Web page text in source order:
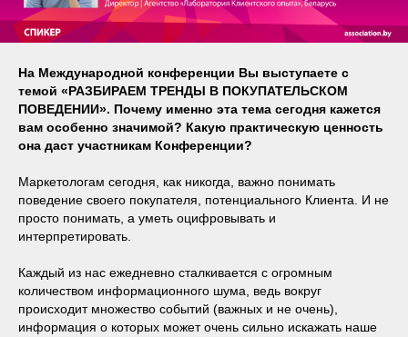
На Международной конференции Вы выступаете с
темой «РАЗБИРАЕМ ТРЕНДЫ В ПОКУПАТЕЛЬСКОМ
ПОВЕДЕНИИ». Почему именно эта тема сегодня кажется
вам особенно значимой? Какую практическую ценность
она даст участникам Конференции?
Маркетологам сегодня, как никогда, важно понимать
поведение своего покупателя, потенциального Клиента. И не
просто понимать, а уметь оцифровывать и
интерпретировать.
Каждый из нас ежедневно сталкивается с огромным
количеством информационного шума, ведь вокруг
происходит множество событий (важных и не очень),
информация о которых может очень сильно искажать наше